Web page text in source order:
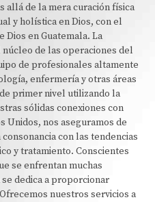
allá de la mera curación física
y holística en Dios, con el
en Guatemala. La
de las operaciones del
de profesionales altamente
enfermería y otras áreas
primer nivel utilizando la
sólidas conexiones con
Unidos, nos aseguramos de
con las tendencias
y tratamiento. Conscientes
se enfrentan muchas
dedica a proporcionar
nuestros servicios a